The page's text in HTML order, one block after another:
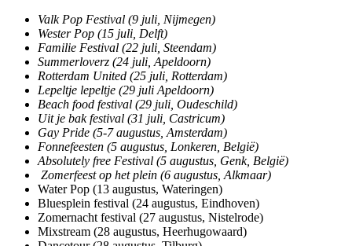
Valk Pop Festival (9 juli, Nijmegen)
Wester Pop (15 juli, Delft)
Familie Festival (22 juli, Steendam)
Summerloverz (24 juli, Apeldoorn)
Rotterdam United (25 juli, Rotterdam)
Lepeltje lepeltje (29 juli Apeldoorn)
Beach food festival (29 juli, Oudeschild)
Uit je bak festival (31 juli, Castricum)
Gay Pride (5-7 augustus, Amsterdam)
Fonnefeesten (5 augustus, Lonkeren, België)
Absolutely free Festival (5 augustus, Genk, België)
Zomerfeest op het plein (6 augustus, Alkmaar)
Water Pop (13 augustus, Wateringen)
Bluesplein festival (24 augustus, Eindhoven)
Zomernacht festival (27 augustus, Nistelrode)
Mixstream (28 augustus, Heerhugowaard)